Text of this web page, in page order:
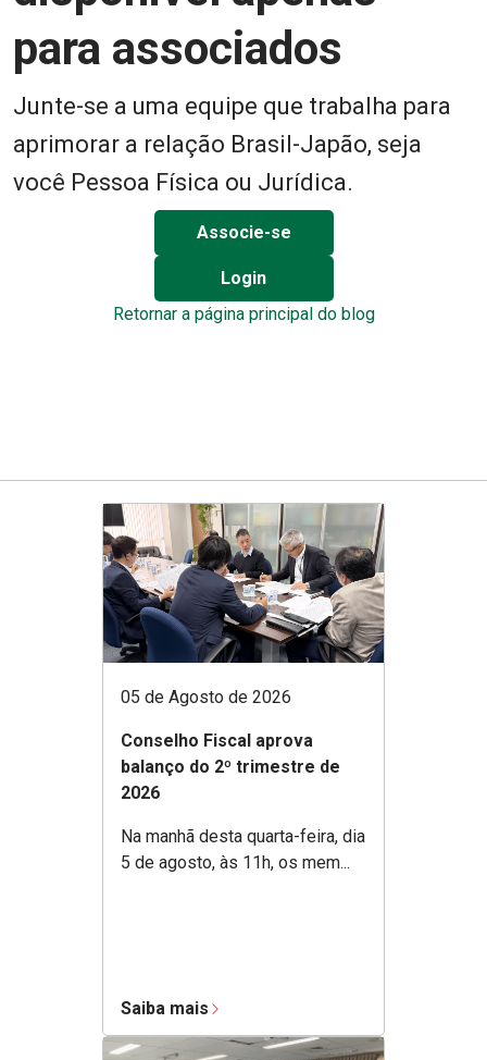
para associados
Junte-se a uma equipe que trabalha para
aprimorar a relação Brasil-Japão, seja
você Pessoa Física ou Jurídica.
Associe-se
Login
Retornar a página principal do blog
05 de Agosto de 2026
Conselho Fiscal aprova
balanço do 2º trimestre de
2026
Na manhã desta quarta-feira, dia
5 de agosto, às 11h, os mem...
Saiba mais